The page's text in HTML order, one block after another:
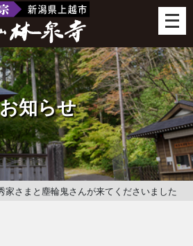
メ
ニ
ュ
ー
を
開
く
知らせ
家さまと塵輪鬼さんが来てくださいました